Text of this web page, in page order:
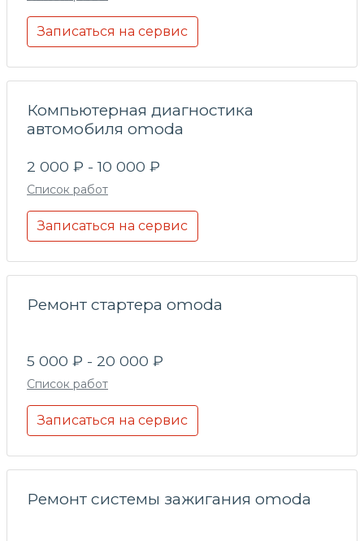
Записаться на сервис
Компьютерная диагностика
автомобиля omoda
2 000 ₽ - 10 000 ₽
Список работ
Записаться на сервис
Ремонт стартера omoda
5 000 ₽ - 20 000 ₽
Список работ
Записаться на сервис
Ремонт системы зажигания omoda